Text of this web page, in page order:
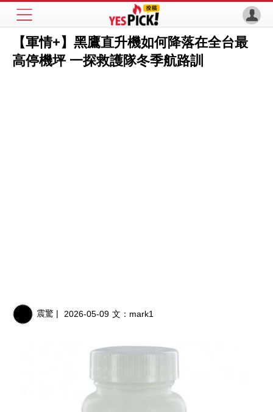
【軍情+】黑鷹直升機如何降落在全台最
高停機坪 一探救護隊冬季航路訓
震驚 | 2026-05-09 文： mark1